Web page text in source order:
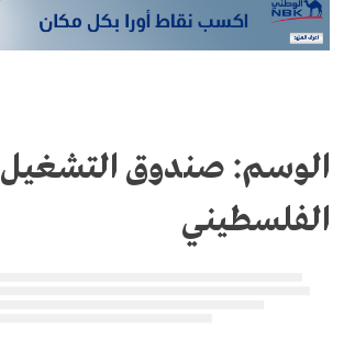
الوسم: صندوق التشغيل
الفلسطيني